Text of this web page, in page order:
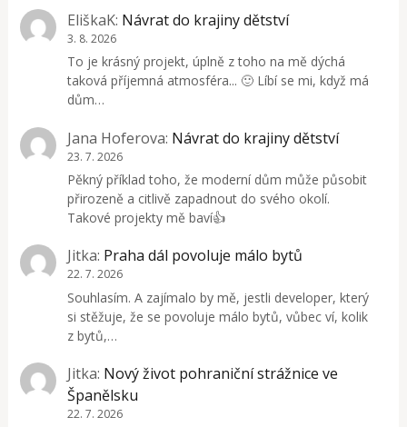
EliškaK: Návrat do krajiny dětství
3. 8. 2026
To je krásný projekt, úplně z toho na mě dýchá
taková příjemná atmosféra... 🙂 Líbí se mi, když má
dům…
Jana Hoferova: Návrat do krajiny dětství
23. 7. 2026
Pěkný příklad toho, že moderní dům může působit
přirozeně a citlivě zapadnout do svého okolí.
Takové projekty mě baví👍
Jitka: Praha dál povoluje málo bytů
22. 7. 2026
Souhlasím. A zajímalo by mě, jestli developer, který
si stěžuje, že se povoluje málo bytů, vůbec ví, kolik
z bytů,…
Jitka: Nový život pohraniční strážnice ve
Španělsku
22. 7. 2026